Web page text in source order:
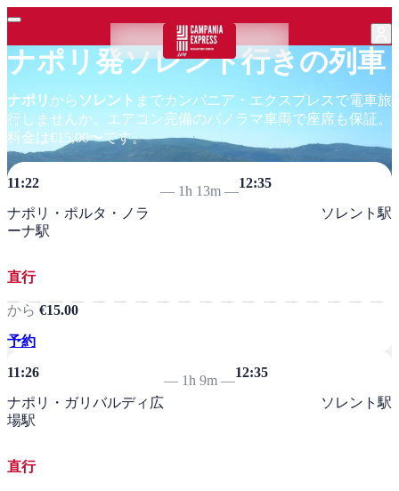
ナポリ発ソレント行きの列車
ナポリ から ソレント までカンパニア・エクスプレスで電車旅
行しませんか。エアコン完備のパノラマ車両で座席も保証。
料金は€15,00〜です。
11:22
ナポリ・ポルタ・ノラ
ーナ駅
— 1h 13m —
12:35
ソレント駅
直行
から €15.00
予約
11:26
ナポリ・ガリバルディ広
場駅
— 1h 9m —
12:35
ソレント駅
直行